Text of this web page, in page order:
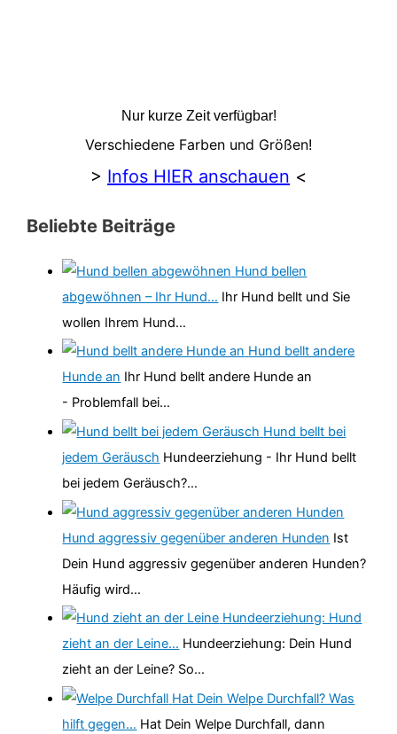
Nur kurze Zeit verfügbar!
Verschiedene Farben und Größen!
> Infos HIER anschauen <
Beliebte Beiträge
Hund bellen
abgewöhnen – Ihr Hund… Ihr Hund bellt und Sie
wollen Ihrem Hund…
Hund bellt andere
Hunde an Ihr Hund bellt andere Hunde an
- Problemfall bei…
Hund bellt bei
jedem Geräusch Hundeerziehung - Ihr Hund bellt
bei jedem Geräusch?…
Hund aggressiv gegenüber anderen Hunden Ist
Dein Hund aggressiv gegenüber anderen Hunden?
Häufig wird…
Hundeerziehung: Hund
zieht an der Leine… Hundeerziehung: Dein Hund
zieht an der Leine? So…
Hat Dein Welpe Durchfall? Was
hilft gegen… Hat Dein Welpe Durchfall, dann